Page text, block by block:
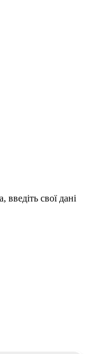
свої дані